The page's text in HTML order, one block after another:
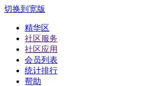
切换到宽版
精华区
社区服务
社区应用
会员列表
统计排行
帮助